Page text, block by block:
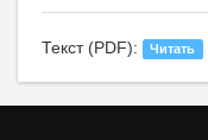
Текст (PDF): Читать